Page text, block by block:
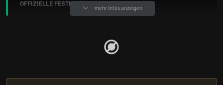
OFFIZIELLE FESTIVALKANÄLE
mehr Infos anzeigen